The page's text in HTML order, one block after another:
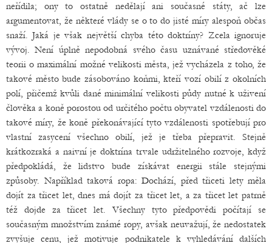
neřídila; ony to ostatně nedělají ani současné státy, ač lze
argumentovat, že některé vlády se o to do jisté míry alespoň občas
snaží. Jaká je však největší chyba této doktríny? Zcela ignoruje
vývoj. Není úplně nepodobná svého času uznávané středověké
teorii o maximální možné velikosti města, jež vycházela z toho, že
takové město bude zásobováno koňmi, kteří vozí obilí z okolních
polí, přičemž kvůli dané minimální velikosti půdy nutné k uživení
člověka a koně porostou od určitého počtu obyvatel vzdálenosti do
takové míry, že koně překonávající tyto vzdálenosti spotřebují pro
vlastní zasycení všechno obilí, jež je třeba přepravit. Stejně
krátkozraká a naivní je doktrína trvale udržitelného rozvoje, když
předpokládá, že lidstvo bude získávat energii stále stejnými
způsoby. Například taková ropa: Dochází, před třiceti lety měla
dojít za třicet let, dnes má dojít za třicet let, a za třicet let patrně
též dojde za třicet let. Všechny tyto předpovědi počítají se
současným množstvím známé ropy, avšak neuvažují, že nedostatek
zvyšuje cenu, jež motivuje podnikatele k vyhledávání dalších